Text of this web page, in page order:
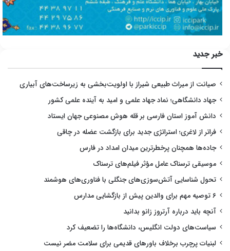
خبر جدید
صیانت از میراث طبیعی شیراز با اولویت‌بخشی به زیرساخت‌های آبیاری
جهاد دانشگاهی؛ نماد جهاد علمی و امید به آینده علمی کشور
دانش آموز استان فارسی بر قله هوش مصنوعی جهان ایستاد
فراتر از لاغری؛ استراتژی جدید برای بازگشت عضله در چاقی
جاده‌ها همچنان پرخطرترین میدان امداد در فارس
موسیقی ترسناک عامل مؤثر فیلم‌های ترسناک
تحول شناسایی آتش‌سوزی‌های جنگلی با فناوری‌های هوشمند
۶ توصیه مهم برای والدین پیش از بازگشایی مدارس
آنچه باید درباره آرتروز زانو بدانید
سیاست‌های دولت انگلیس، دانشگاه‌ها را تضعیف کرد
لبنیات پرچرب برخلاف باورهای قدیمی برای سلامت مضر نیست